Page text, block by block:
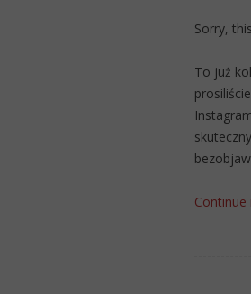
Sorry,
To już
Continue